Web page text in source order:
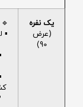
یک نفره
(عرض
90)
🔹 4 تکه
▪️